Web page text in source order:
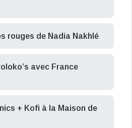
rouges de Nadia Nakhlé
avec France
+ Kofi à la Maison de